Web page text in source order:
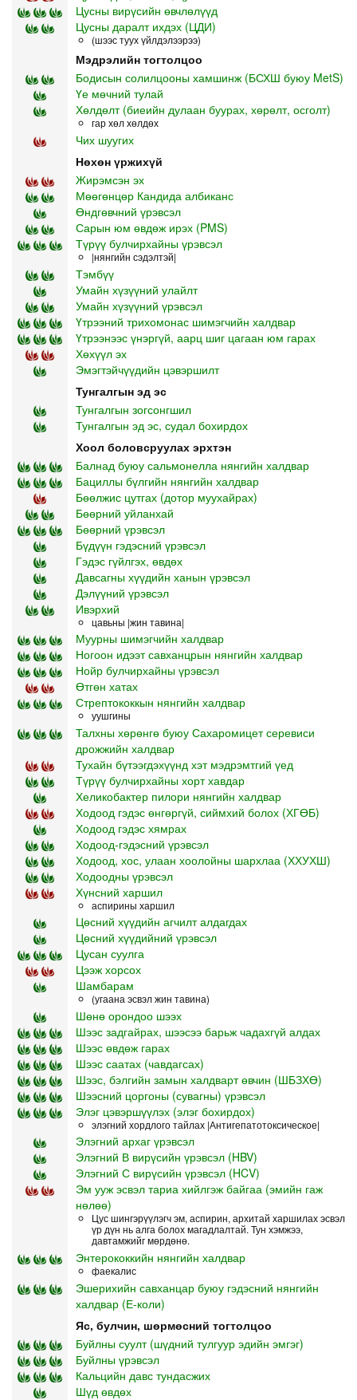
Цусны вирүсийн өвчлөлүүд
Цусны даралт ихдэх (ЦДИ)
(шээс туух үйлдэлээрээ)
Мэдрэлийн тогтолцоо
Бодисын солилцооны хамшинж (БСХШ буюу MetS)
Үе мөчний тулай
Хөлдөлт (биеийн дулаан буурах, хөрөлт, осголт)
гар хөл хөлдөх
Чих шуугих
Нөхөн үржихүй
Жирэмсэн эх
Мөөгөнцөр Кандида албиканс
Өндгөвчний үрэвсэл
Сарын юм өвдөж ирэх (PMS)
Түрүү булчирхайны үрэвсэл
|нянгийн сэдэлтэй|
Тэмбүү
Умайн хүзүүний улайлт
Умайн хүзүүний үрэвсэл
Үтрээний трихомонас шимэгчийн халдвар
Үтрээнээс үнэргүй, аарц шиг цагаан юм гарах
Хөхүүл эх
Эмэгтэйчүүдийн цэвэршилт
Тунгалгын эд эс
Тунгалгын зогсонгшил
Тунгалгын эд эс, судал бохирдох
Хоол боловсруулах эрхтэн
Балнад буюу сальмонелла нянгийн халдвар
Бациллы бүлгийн нянгийн халдвар
Бөөлжис цутгах (дотор муухайрах)
Бөөрний уйланхай
Бөөрний үрэвсэл
Бүдүүн гэдэсний үрэвсэл
Гэдэс гүйлгэх, өвдөх
Давсагны хүүдийн ханын үрэвсэл
Дэлүүний үрэвсэл
Ивэрхий
цавьны |жин тавина|
Муурны шимэгчийн халдвар
Ногоон идээт савханцрын нянгийн халдвар
Нойр булчирхайны үрэвсэл
Өтгөн хатах
Стрептококкын нянгийн халдвар
уушгины
Талхны хөрөнгө буюу Сахаромицет серевиси
дрожжийн халдвар
Тухайн бүтээгдэхүүнд хэт мэдрэмтгий үед
Түрүү булчирхайны хорт хавдар
Хеликобактер пилори нянгийн халдвар
Ходоод гэдэс өнгөргүй, сиймхий болох (ХГӨБ)
Ходоод гэдэс хямрах
Ходоод-гэдэсний үрэвсэл
Ходоод, хос, улаан хоолойны шархлаа (ХХУХШ)
Ходоодны үрэвсэл
Хүнсний харшил
аспирины харшил
Цөсний хүүдийн агчилт алдагдах
Цөсний хүүдийний үрэвсэл
Цусан суулга
Цээж хорсох
Шамбарам
(угаана эсвэл жин тавина)
Шөнө орондоо шээх
Шээс задгайрах, шээсээ барьж чадахгүй алдах
Шээс өвдөж гарах
Шээс саатах (чавдагсах)
Шээс, бэлгийн замын халдварт өвчин (ШБЗХӨ)
Шээсний цоргоны (сувагны) үрэвсэл
Элэг цэвэршүүлэх (элэг бохирдох)
элэгний хордлого тайлах |Антигепатотоксическое|
Элэгний архаг үрэвсэл
Элэгний В вирүсийн үрэвсэл (HBV)
Элэгний С вирүсийн үрэвсэл (HCV)
Эм ууж эсвэл тариа хийлгэж байгаа (эмийн гаж
нөлөө)
Цус шингэрүүлэгч эм, аспирин, архитай харшилах эсвэл
үр дүн нь алга болох магадлалтай. Тун хэмжээ,
давтамжийг мөрдөнө.
Энтерококкийн нянгийн халдвар
фаекалис
Эшерихийн савханцар буюу гэдэсний нянгийн
халдвар (Е-коли)
Яс, булчин, шөрмөсний тогтолцоо
Буйлны суулт (шүдний тулгуур эдийн эмгэг)
Буйлны үрэвсэл
Кальцийн давс тундасжих
Шүд өвдөх